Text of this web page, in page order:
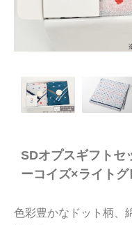
当サイトについて
店舗リスト
SDオプスギフトセ
ーコイズ×ライト
色彩豊かなドット柄、